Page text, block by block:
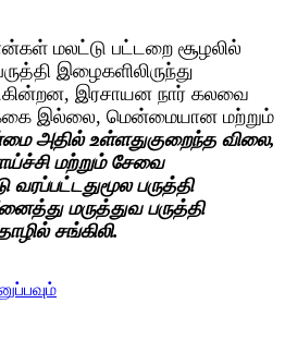
மலட்டு பட்டறை சூழலில்
இழைகளிலிருந்து
இரசாயன நார் கலவை
இல்லை, மென்மையான மற்றும்
அதில் உள்ளதுகுறைந்த விலை,
மற்றும் சேவை
மூல பருத்தி
மருத்துவ பருத்தி
சங்கிலி.